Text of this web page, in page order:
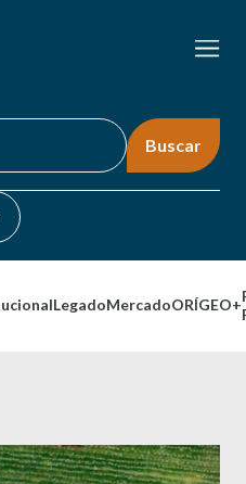
Buscar
LegadoMercadoORÍGEO+